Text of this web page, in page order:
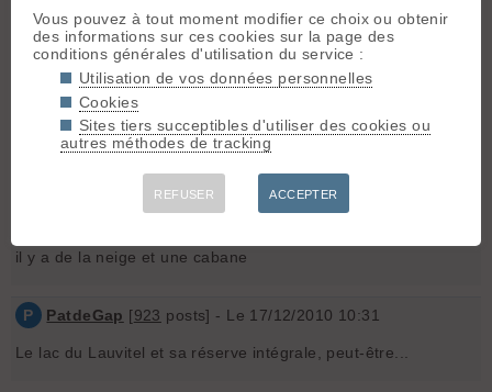
yesode[117 posts] - Le 17/12/2010 10:05
Un barrage pour la particularité?
Yom05[1216posts] - Le 17/12/2010 10:12
il y a de la neige et une cabane
P PatdeGap [923 posts] - Le 17/12/2010 10:31
Le lac du Lauvitel et sa réserve intégrale, peut-être...
Vous pouvez à tout moment modifier ce choix ou obtenir
des informations sur ces cookies sur la page des
conditions générales d'utilisation du service :
Utilisation de vos données personnelles
Cookies
Sites tiers succeptibles d'utiliser des cookies ou
autres méthodes de tracking
REFUSER ACCEPTER